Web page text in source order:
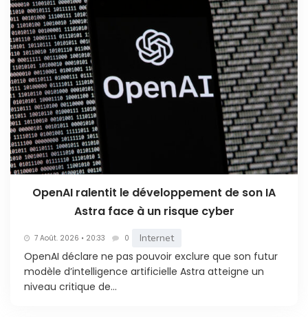
OpenAI ralentit le développement de son IA
Astra face à un risque cyber
7 Août. 2026 • 20:33 0 Internet
OpenAI déclare ne pas pouvoir exclure que son futur
modèle d’intelligence artificielle Astra atteigne un
niveau critique de...